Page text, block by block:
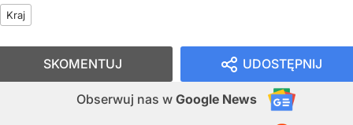
Kraj
UDOSTĘPNIJ
Obserwuj nas w Google News
SKOMENTUJ